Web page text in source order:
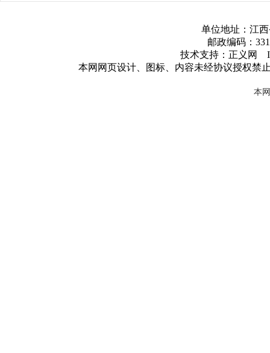
单位地址：江
邮政编码：
技术支持：正义网
本网网页设计、图标、内容未经协议授权禁
本